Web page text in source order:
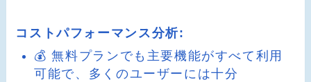
コストパフォーマンス分析:
💰 無料プランでも主要機能がすべて利用
可能で、多くのユーザーには十分